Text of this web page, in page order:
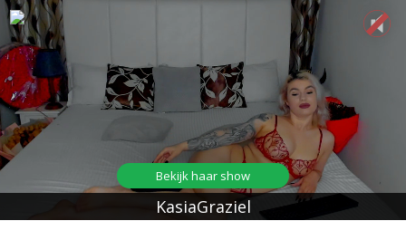
KasiaGraziel
Bekijk haar show